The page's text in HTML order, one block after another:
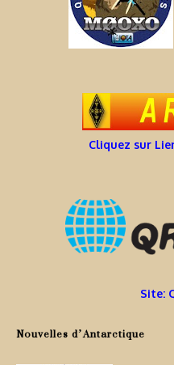
Cliquez sur
Site:
Nouvelles d’Antarctique